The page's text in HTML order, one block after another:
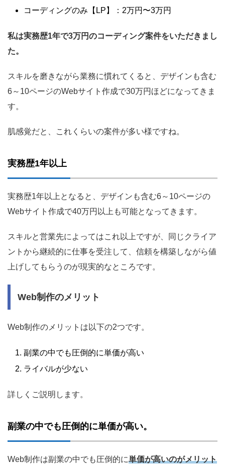
コーディングのみ【LP】：2万円〜3万円
私は実務歴1年で3万円のコーディング案件をいただきまし
た。
スキルを磨きながら業務に慣れてくると、デザインも含む
6～10ページのWebサイト作成で30万円ほどになってきま
す。
肌感覚だと、これくらいの案件が多い様ですね。
実務歴1年以上
実務歴1年以上となると、デザインも含む6～10ページの
Webサイト作成で40万円以上も可能となってきます。
スキルと営業先によってはこれ以上ですが、同じクライア
ントから継続的に仕事を受注して、信頼を構築しながら値
上げしてもらうのが現実的なところです。
Web制作のメリット
Web制作のメリットは以下の2つです。
副業の中でも圧倒的に単価が高い
ライバルが少ない
詳しくご説明します。
副業の中でも圧倒的に単価が高い。
Web制作は副業の中でも圧倒的に単価が高いのがメリット